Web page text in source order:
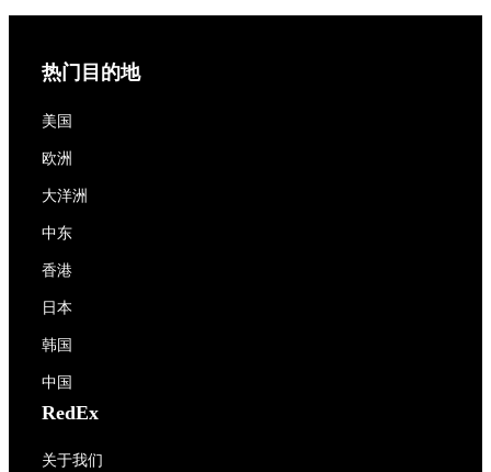
热门目的地
美国
欧洲
大洋洲
中东
香港
日本
韩国
中国
RedEx
关于我们